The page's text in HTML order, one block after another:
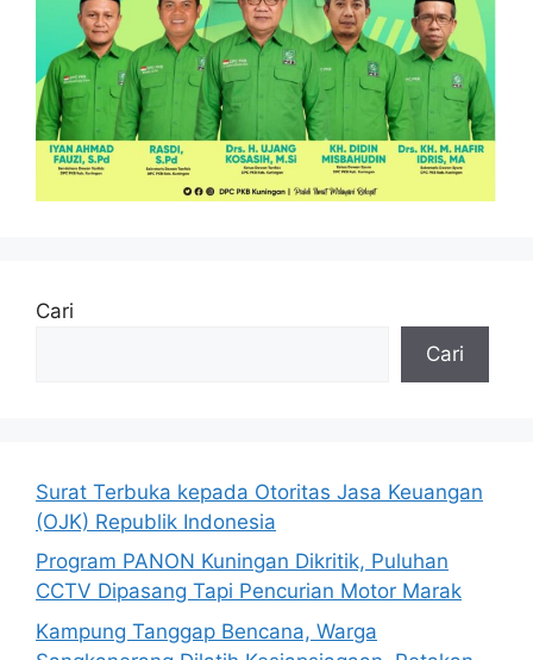
Cari
Cari
Surat Terbuka kepada Otoritas Jasa Keuangan
(OJK) Republik Indonesia
Program PANON Kuningan Dikritik, Puluhan
CCTV Dipasang Tapi Pencurian Motor Marak
Kampung Tanggap Bencana, Warga